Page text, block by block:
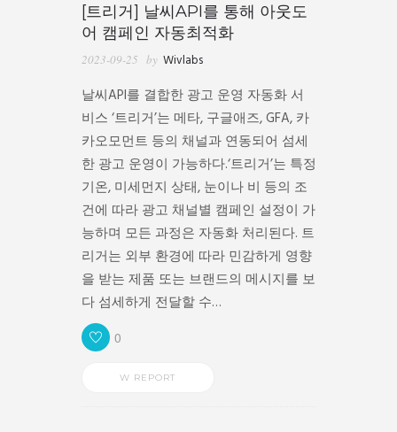
[트리거] 날씨API를 통해 아웃도
어 캠페인 자동최적화
2023-09-25 by Wivlabs
날씨API를 결합한 광고 운영 자동화 서
비스 ‘트리거’는 메타, 구글애즈, GFA, 카
카오모먼트 등의 채널과 연동되어 섬세
한 광고 운영이 가능하다.‘트리거’는 특정
기온, 미세먼지 상태, 눈이나 비 등의 조
건에 따라 광고 채널별 캠페인 설정이 가
능하며 모든 과정은 자동화 처리된다. 트
리거는 외부 환경에 따라 민감하게 영향
을 받는 제품 또는 브랜드의 메시지를 보
다 섬세하게 전달할 수…
0
W REPORT